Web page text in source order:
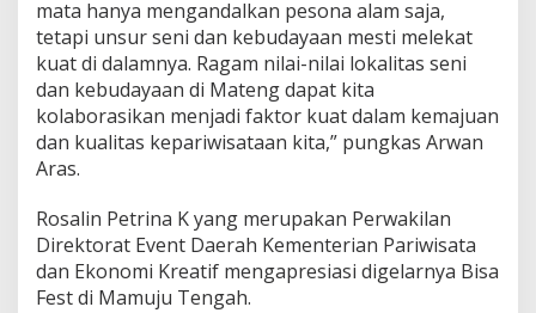
mata hanya mengandalkan pesona alam saja,
tetapi unsur seni dan kebudayaan mesti melekat
kuat di dalamnya. Ragam nilai-nilai lokalitas seni
dan kebudayaan di Mateng dapat kita
kolaborasikan menjadi faktor kuat dalam kemajuan
dan kualitas kepariwisataan kita,” pungkas Arwan
Aras.
Rosalin Petrina K yang merupakan Perwakilan
Direktorat Event Daerah Kementerian Pariwisata
dan Ekonomi Kreatif mengapresiasi digelarnya Bisa
Fest di Mamuju Tengah.